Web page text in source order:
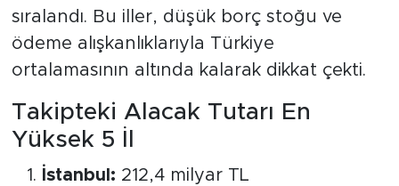
sıralandı. Bu iller, düşük borç stoğu ve
ödeme alışkanlıklarıyla Türkiye
ortalamasının altında kalarak dikkat çekti.
Takipteki Alacak Tutarı En
Yüksek 5 İl
İstanbul: 212,4 milyar TL